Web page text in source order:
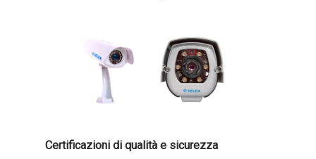
Certificazioni di qualità e sicurezza